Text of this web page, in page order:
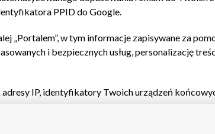
PPID do Google.
„Portalem”, w tym informacje zapisywane za
i bezpiecznych usług, personalizację
adresy IP, identyfikatory Twoich urządzeń
oraz
nich, wyboru podstawowych reklam, wyboru